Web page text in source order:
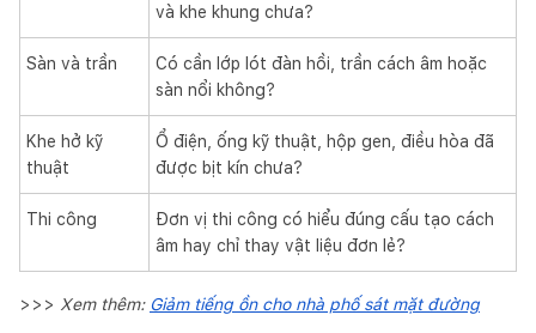
và khe khung chưa?
Sàn và trần
Có cần lớp lót đàn hồi, trần cách âm hoặc
sàn nổi không?
Khe hở kỹ
thuật
Ổ điện, ống kỹ thuật, hộp gen, điều hòa đã
được bịt kín chưa?
Thi công
Đơn vị thi công có hiểu đúng cấu tạo cách
âm hay chỉ thay vật liệu đơn lẻ?
>>> Xem thêm: Giảm tiếng ồn cho nhà phố sát mặt đường